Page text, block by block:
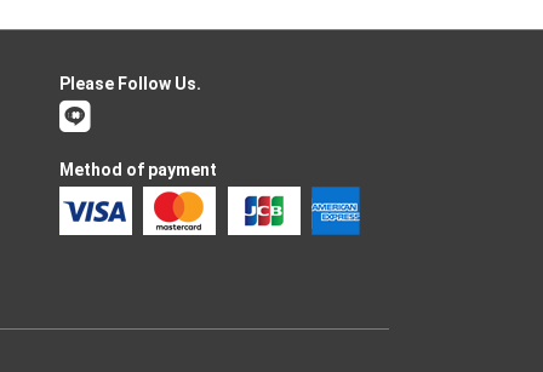
Please Follow Us.
Method of payment